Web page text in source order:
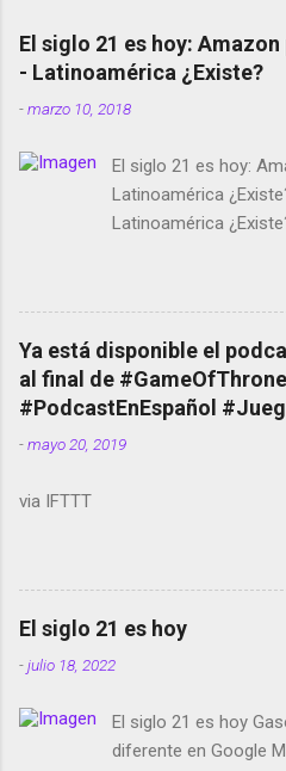
El siglo 21 es hoy:
- Latinoamérica ¿Existe?
-marzo 10, 2018
El siglo 21 es hoy:
Latinoamérica
Latinoamérica
temporada de Black
cuentas Responden
copyright en
red social Riddley
película Francisco
smartphone en sus
Media GoBee -
Live Photos en
Dictados en Android
Ya está disponible el
al final de
#PodcastEnEspañol
-mayo 20, 2019
via IFTTT
El siglo 21 es hoy
-julio 18, 2022
El siglo 21 es hoy
diferente en Google